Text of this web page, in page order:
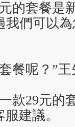
的套餐是
們可以
餐呢？”
款29元的
建議。